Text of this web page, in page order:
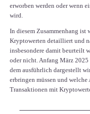
erworben werden oder wenn
wird.
In diesem Zusammenhang
Kryptowerten detailliert und
insbesondere damit beurteilt
oder nicht. Anfang März
dem ausführlich dargestellt
erbringen müssen und
Transaktionen mit